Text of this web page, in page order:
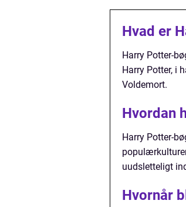
Hvad er
Harry Potter-
Harry Potter, i
Voldemort.
Hvordan
Harry Potter-
uudsletteligt
Hvornår